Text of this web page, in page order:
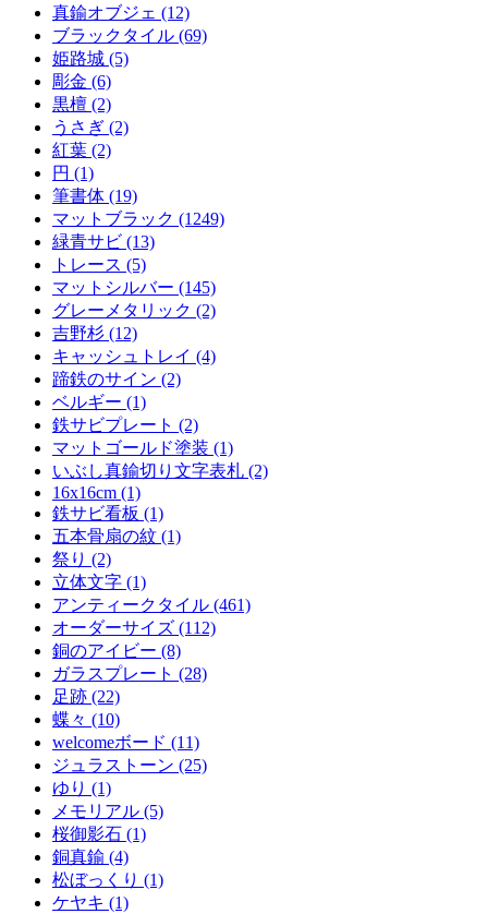
真鍮オブジェ (12)
ブラックタイル (69)
姫路城 (5)
彫金 (6)
黒檀 (2)
うさぎ (2)
紅葉 (2)
円 (1)
筆書体 (19)
マットブラック (1249)
緑青サビ (13)
トレース (5)
マットシルバー (145)
グレーメタリック (2)
吉野杉 (12)
キャッシュトレイ (4)
蹄鉄のサイン (2)
ベルギー (1)
鉄サビプレート (2)
マットゴールド塗装 (1)
いぶし真鍮切り文字表札 (2)
16x16cm (1)
鉄サビ看板 (1)
五本骨扇の紋 (1)
祭り (2)
立体文字 (1)
アンティークタイル (461)
オーダーサイズ (112)
銅のアイビー (8)
ガラスプレート (28)
足跡 (22)
蝶々 (10)
welcomeボード (11)
ジュラストーン (25)
ゆり (1)
メモリアル (5)
桜御影石 (1)
銅真鍮 (4)
松ぼっくり (1)
ケヤキ (1)